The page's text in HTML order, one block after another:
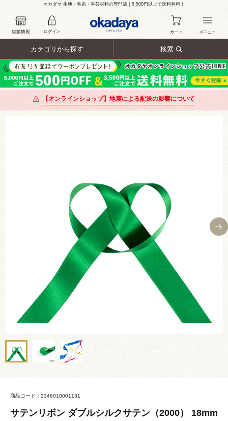
オカダヤ 生地・毛糸・手芸材料の専門店｜5,500円以上で送料無料！
カテゴリから探す 検索
【オンラインショップ】地震による配送の影響について
商品コード：2346010001131
サテンリボン ダブルシルクサテン（2000） 18mm